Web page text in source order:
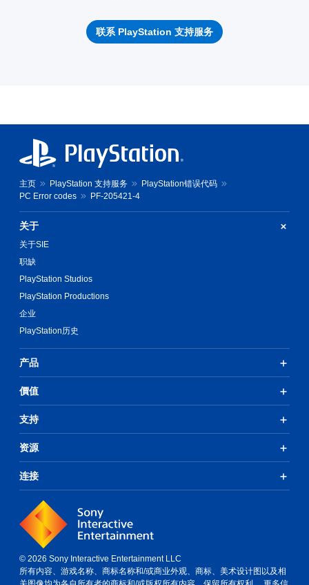
联系 PlayStation 支持服务
主页 PlayStation 支持服务
PlayStation错误代码
PC Error codes
PF-205421-4
关于
关于SIE
职缺
PlayStation Studios
PlayStation Productions
企业
PlayStation历史
产品
價值
支持
资源
连接
© 2026 Sony Interactive Entertainment LLC
所有内容、游戏名称、商标名称和/或商业外观、商标、美术设计图以及相